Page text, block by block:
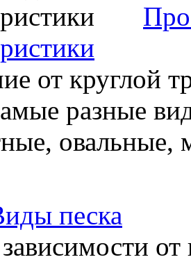
от круглой
разные
овальные,
песка